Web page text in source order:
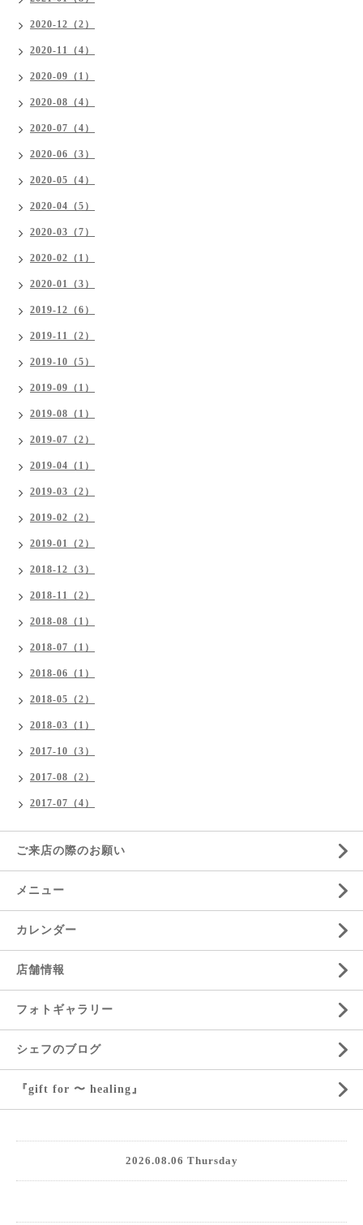
2020-12（2）
2020-11（4）
2020-09（1）
2020-08（4）
2020-07（4）
2020-06（3）
2020-05（4）
2020-04（5）
2020-03（7）
2020-02（1）
2020-01（3）
2019-12（6）
2019-11（2）
2019-10（5）
2019-09（1）
2019-08（1）
2019-07（2）
2019-04（1）
2019-03（2）
2019-02（2）
2019-01（2）
2018-12（3）
2018-11（2）
2018-08（1）
2018-07（1）
2018-06（1）
2018-05（2）
2018-03（1）
2017-10（3）
2017-08（2）
2017-07（4）
ご来店の際のお願い
メニュー
カレンダー
店舗情報
フォトギャラリー
シェフのブログ
『gift for 〜 healing』
2026.08.06 Thursday